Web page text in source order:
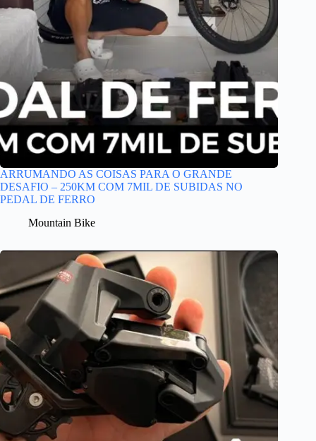
ARRUMANDO AS COISAS PARA O GRANDE
DESAFIO – 250KM COM 7MIL DE SUBIDAS NO
PEDAL DE FERRO
Mountain Bike